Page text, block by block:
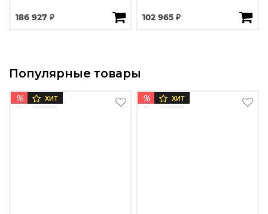
186 927 ₽ 102 965 ₽
Популярные товары
% ХИТ % ХИТ